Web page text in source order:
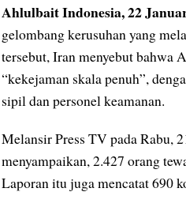
Ahlulbait Indonesia, 22
gelombang kerusuhan yang
tersebut, Iran menyebut bahwa
“kekejaman skala penuh”,
sipil dan personel keamanan.
Melansir Press TV pada Rabu,
menyampaikan, 2.427 orang
Laporan itu juga mencatat 690